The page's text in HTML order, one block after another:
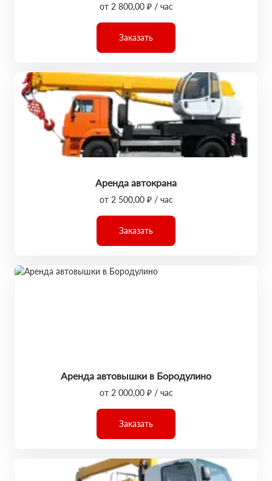
от 2 800,00 ₽ / час
Заказать
Аренда автокрана
от 2 500,00 ₽ / час
Заказать
Аренда автовышки в Бородулино
от 2 000,00 ₽ / час
Заказать